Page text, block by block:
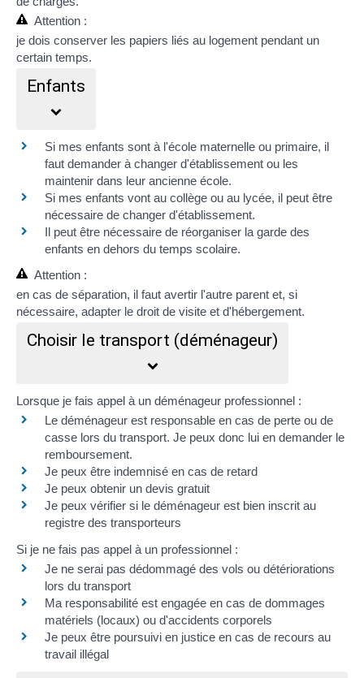
Attention :
je dois conserver les papiers liés au logement pendant un
certain temps.
Enfants
Si mes enfants sont à l'école maternelle ou primaire, il
faut demander à changer d'établissement ou les
maintenir dans leur ancienne école.
Si mes enfants vont au collège ou au lycée, il peut être
nécessaire de changer d'établissement.
Il peut être nécessaire de réorganiser la garde des
enfants en dehors du temps scolaire.
Attention :
en cas de séparation, il faut avertir l'autre parent et, si
nécessaire, adapter le droit de visite et d'hébergement.
Choisir le transport (déménageur)
Lorsque je fais appel à un déménageur professionnel :
Le déménageur est responsable en cas de perte ou de
casse lors du transport. Je peux donc lui en demander le
remboursement.
Je peux être indemnisé en cas de retard
Je peux obtenir un devis gratuit
Je peux vérifier si le déménageur est bien inscrit au
registre des transporteurs
Si je ne fais pas appel à un professionnel :
Je ne serai pas dédommagé des vols ou détériorations
lors du transport
Ma responsabilité est engagée en cas de dommages
matériels (locaux) ou d'accidents corporels
Je peux être poursuivi en justice en cas de recours au
travail illégal